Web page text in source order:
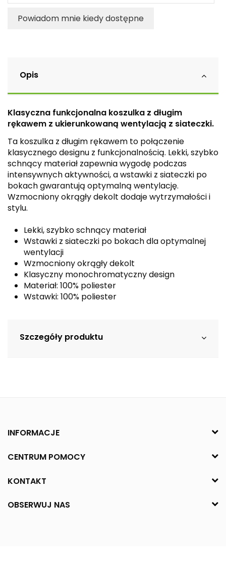
Powiadom mnie kiedy dostępne
Opis
Klasyczna funkcjonalna koszulka z długim
rękawem z ukierunkowaną wentylacją z siateczki.
Ta koszulka z długim rękawem to połączenie
klasycznego designu z funkcjonalnością. Lekki, szybko
schnący materiał zapewnia wygodę podczas
intensywnych aktywności, a wstawki z siateczki po
bokach gwarantują optymalną wentylację.
Wzmocniony okrągły dekolt dodaje wytrzymałości i
stylu.
Lekki, szybko schnący materiał
Wstawki z siateczki po bokach dla optymalnej
wentylacji
Wzmocniony okrągły dekolt
Klasyczny monochromatyczny design
Materiał: 100% poliester
Wstawki: 100% poliester
Szczegóły produktu
INFORMACJE
CENTRUM POMOCY
KONTAKT
OBSERWUJ NAS